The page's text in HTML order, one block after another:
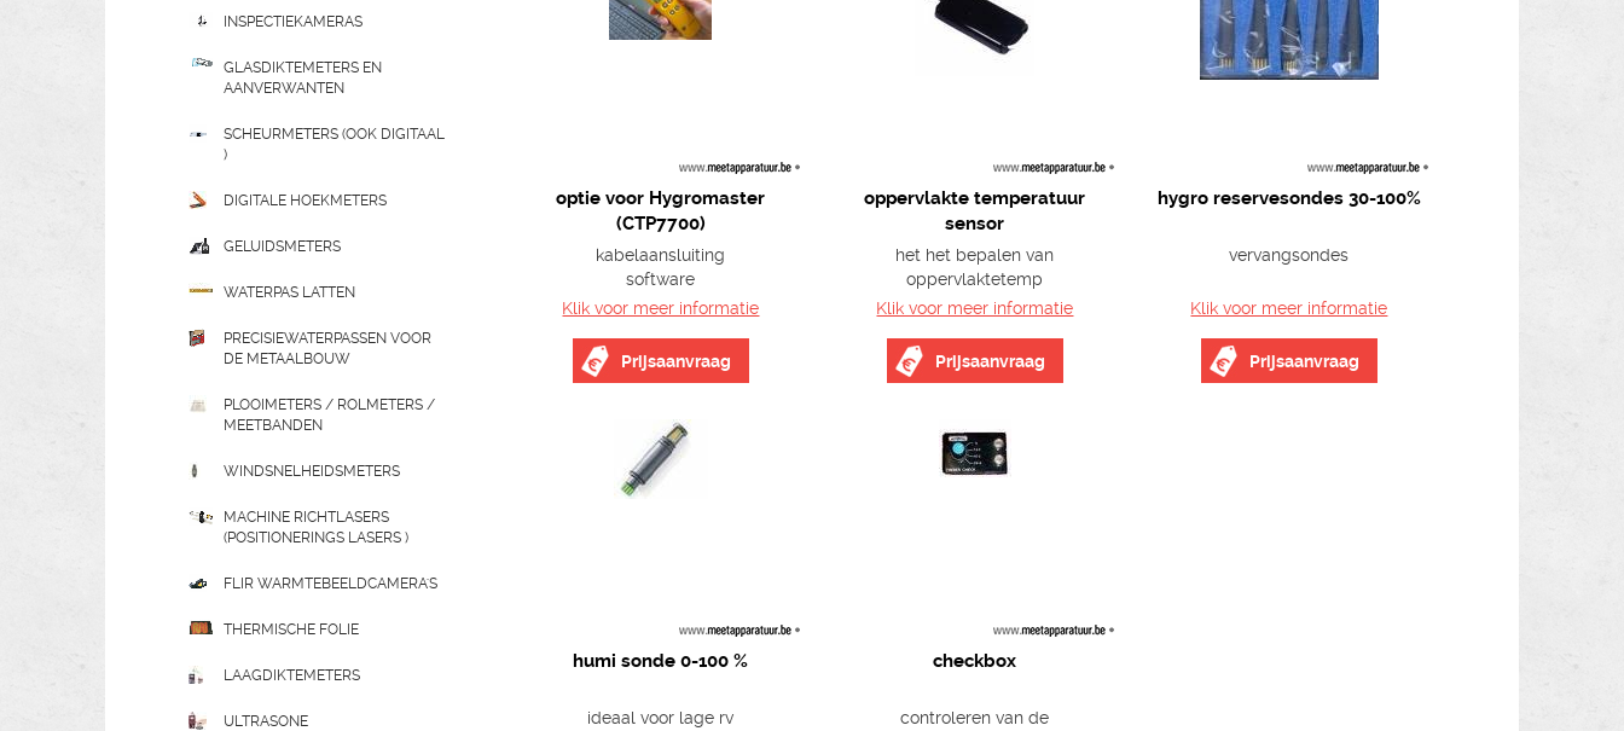
INSPECTIEKAMERAS
GLASDIKTEMETERS EN
AANVERWANTEN
SCHEURMETERS (OOK DIGITAAL
)
DIGITALE HOEKMETERS
GELUIDSMETERS
WATERPAS LATTEN
PRECISIEWATERPASSEN VOOR
DE METAALBOUW
PLOOIMETERS / ROLMETERS /
MEETBANDEN
WINDSNELHEIDSMETERS
MACHINE RICHTLASERS
(POSITIONERINGS LASERS )
FLIR WARMTEBEELDCAMERA'S
THERMISCHE FOLIE
LAAGDIKTEMETERS
ULTRASONE
optie voor Hygromaster
(CTP7700)
kabelaansluiting
software
Klik voor meer informatie
Prijsaanvraag
oppervlakte temperatuur
sensor
het het bepalen van
oppervlaktetemp
Klik voor meer informatie
Prijsaanvraag
hygro reservesondes 30-100%
vervangsondes
Klik voor meer informatie
Prijsaanvraag
humi sonde 0-100 %
ideaal voor lage rv
checkbox
controleren van de